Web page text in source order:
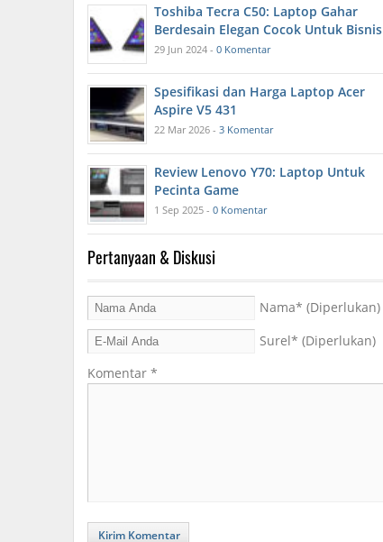
Toshiba Tecra C50: Laptop Gahar
Berdesain Elegan Cocok Untuk Bisnis
29 Jun 2024 - 0 Komentar
Spesifikasi dan Harga Laptop Acer
Aspire V5 431
22 Mar 2026 - 3 Komentar
Review Lenovo Y70: Laptop Untuk
Pecinta Game
1 Sep 2025 - 0 Komentar
Pertanyaan & Diskusi
Nama* (Diperlukan)
Surel* (Diperlukan)
Komentar *
Kirim Komentar